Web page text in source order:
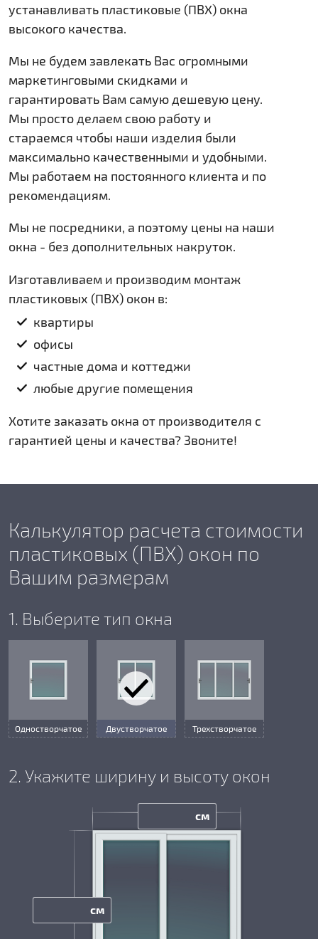
устанавливать пластиковые (ПВХ) окна
высокого качества.
Мы не будем завлекать Вас огромными
маркетинговыми скидками и
гарантировать Вам самую дешевую цену.
Мы просто делаем свою работу и
стараемся чтобы наши изделия были
максимально качественными и удобными.
Мы работаем на постоянного клиента и по
рекомендациям.
Мы не посредники, а поэтому цены на наши
окна - без дополнительных накруток.
Изготавливаем и производим монтаж
пластиковых (ПВХ) окон в:
квартиры
офисы
частные дома и коттеджи
любые другие помещения
Хотите заказать окна от производителя с
гарантией цены и качества? Звоните!
Калькулятор расчета стоимости
пластиковых (ПВХ) окон по
Вашим размерам
1. Выберите тип окна
Одностворчатое Двустворчатое Трехстворчатое
2. Укажите ширину и высоту окон
см
см